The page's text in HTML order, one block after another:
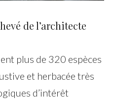
de l’architecte
plus de 320 espèces
et herbacée très
d’intérêt